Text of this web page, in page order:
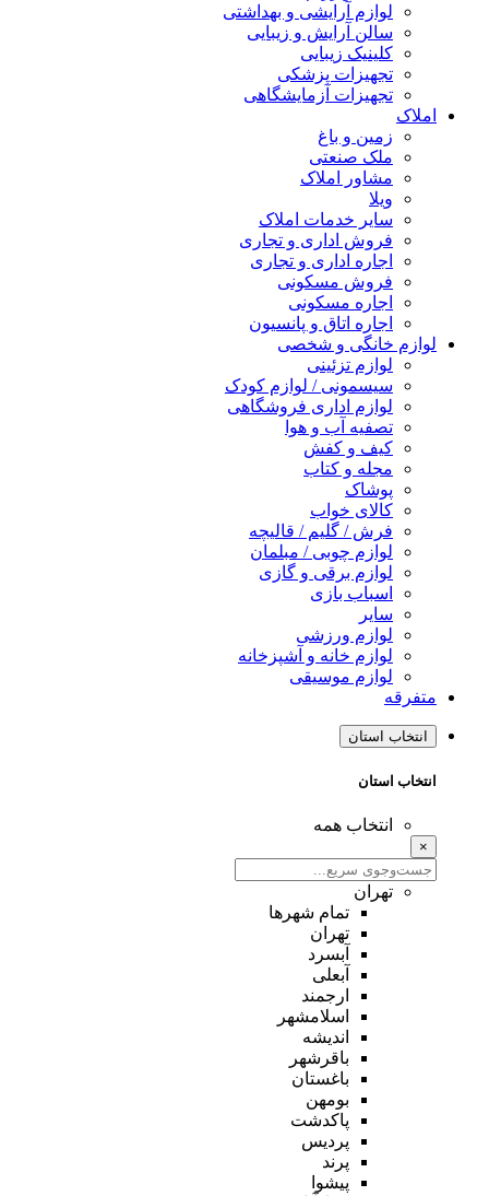
لوازم آرایشی و بهداشتی
سالن آرایش و زیبایی
کلینیک زیبایی
تجهیزات پزشکی
تجهیزات آزمایشگاهی
املاک
زمین و باغ
ملک صنعتی
مشاور املاک
ویلا
سایر خدمات املاک
فروش اداری و تجاری
اجاره اداری و تجاری
فروش مسکونی
اجاره مسکونی
اجاره اتاق و پانسیون
لوازم خانگی و شخصی
لوازم تزئینی
سیسمونی / لوازم کودک
لوازم اداری فروشگاهی
تصفیه آب و هوا
کیف و کفش
مجله و کتاب
پوشاک
کالای خواب
فرش / گلیم / قالیچه
لوازم چوبی / مبلمان
لوازم برقی و گازی
اسباب بازی
سایر
لوازم ورزشی
لوازم خانه و آشپزخانه
لوازم موسیقی
متفرقه
انتخاب استان
انتخاب استان
انتخاب همه
×
تهران
تمام شهر‌ها
تهران
آبسرد
آبعلی
ارجمند
اسلامشهر
اندیشه
باقرشهر
باغستان
بومهن
پاکدشت
پردیس
پرند
پیشوا